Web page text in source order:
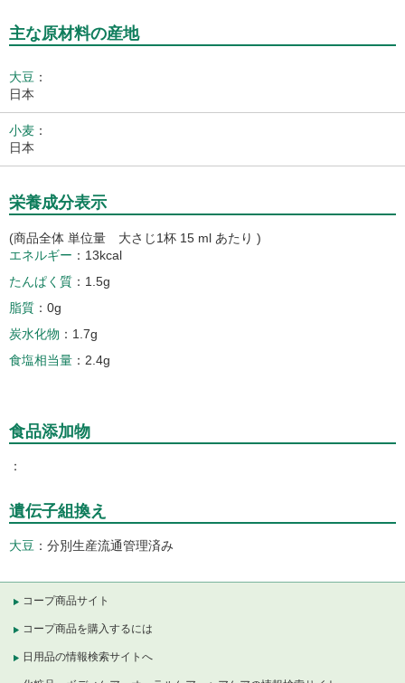
主な原材料の産地
大豆 ：
日本
小麦 ：
日本
栄養成分表示
(商品全体 単位量 大さじ1杯 15 ml あたり )
エネルギー
13kcal
たんぱく質
1.5g
脂質
0g
炭水化物
1.7g
食塩相当量
2.4g
食品添加物
遺伝子組換え
大豆 分別生産流通管理済み
コープ商品サイト
コープ商品を購入するには
日用品の情報検索サイトへ